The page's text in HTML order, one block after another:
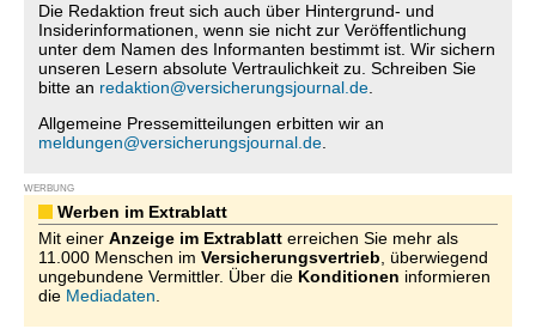
Die Redaktion freut sich auch über Hintergrund- und
Insiderinformationen, wenn sie nicht zur Veröffentlichung
unter dem Namen des Informanten bestimmt ist. Wir sichern
unseren Lesern absolute Vertraulichkeit zu. Schreiben Sie
bitte an redaktion@versicherungsjournal.de
Allgemeine Pressemitteilungen erbitten wir an
meldungen@versicherungsjournal.de
WERBUNG
Werben im Extrablatt
Mit einer Anzeige im Extrablatt erreichen Sie mehr als
11.000 Menschen im Versicherungsvertrieb , überwiegend
ungebundene Vermittler. Über die Konditionen informieren
die Mediadaten